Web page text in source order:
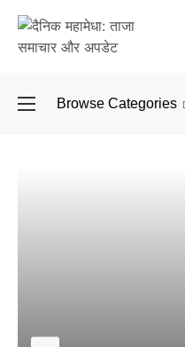
Browse Categories